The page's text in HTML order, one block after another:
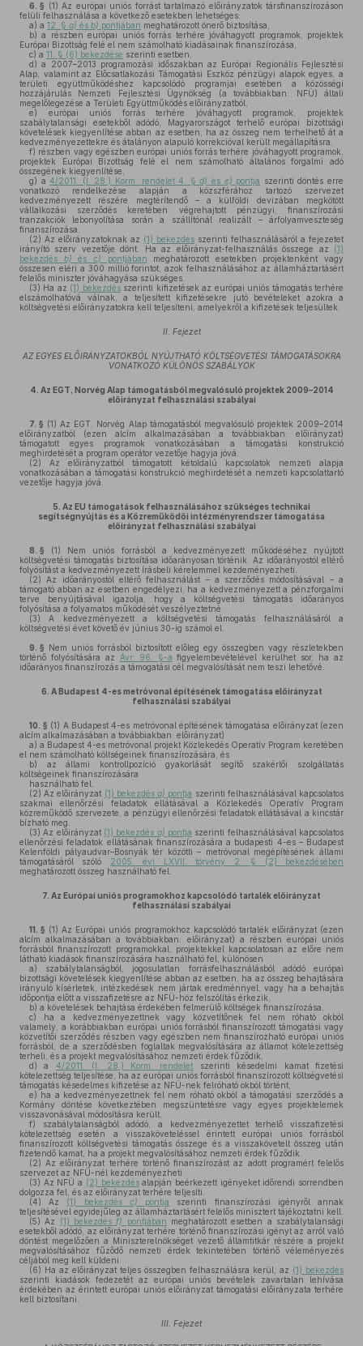
6. § (1) Az európai uniós forrást tartalmazó előirányzatok társfinanszírozáson
felüli felhasználása a következő esetekben lehetséges:
a) a 12. § a) és b) pontjában meghatározott önerő biztosítása,
b) a részben európai uniós forrás terhére jóváhagyott programok, projektek
Európai Bizottság felé el nem számolható kiadásainak finanszírozása,
c) a 11. § (6) bekezdése szerinti esetben,
d) a 2007–2013 programozási időszakban az Európai Regionális Fejlesztési
Alap, valamint az Előcsatlakozási Támogatási Eszköz pénzügyi alapok egyes, a
területi együttműködéshez kapcsolódó programjai esetében a közösségi
hozzájárulás Nemzeti Fejlesztési Ügynökség (a továbbiakban: NFÜ) általi
megelőlegezése a Területi Együttműködés előirányzatból,
e) európai uniós forrás terhére jóváhagyott programok, projektek
szabálytalansági esetekből adódó, Magyarországot terhelő európai bizottsági
követelések kiegyenlítése abban az esetben, ha az összeg nem terhelhető át a
kedvezményezettekre és átalányon alapuló korrekcióval került megállapításra,
f) részben vagy egészben európai uniós forrás terhére jóváhagyott programok,
projektek Európai Bizottság felé el nem számolható általános forgalmi adó
összegének kiegyenlítése,
g) a4/2011. (I. 28.) Korm. rendelet 4. §d) és e) pontja szerinti döntés erre
vonatkozó rendelkezése alapján a közszférához tartozó szervezet
kedvezményezett részére megtérítendő – a külföldi devizában megkötött
vállalkozási szerződés keretében végrehajtott pénzügyi, finanszírozási
tranzakciók lebonyolítása során a szállítónál realizált – árfolyamveszteség
finanszírozása.
(2) Az előirányzatoknak az (1) bekezdés szerinti felhasználásáról a fejezetet
irányító szerv vezetője dönt. Ha az előirányzat-felhasználás összege az (1)
bekezdés b) és c) pontjában meghatározott esetekben projektenként vagy
összesen eléri a 300 millió forintot, azok felhasználásához az államháztartásért
felelős miniszter jóváhagyása szükséges.
(3) Ha az (1) bekezdésszerinti kifizetések az európai uniós támogatás terhére
elszámolhatóvá válnak, a teljesített kifizetésekre jutó bevételeket azokra a
költségvetési előirányzatokra kell teljesíteni, amelyekről a kifizetések teljesültek.
II. Fejezet
AZ EGYES ELŐIRÁNYZATOKBÓL NYÚJTHATÓ KÖLTSÉGVETÉSI TÁMOGATÁSOKRA
VONATKOZÓ KÜLÖNÖS SZABÁLYOK
4. Az EGT, Norvég Alap támogatásból megvalósuló projektek 2009–2014
előirányzat felhasználási szabályai
7. § (1) Az EGT, Norvég Alap támogatásból megvalósuló projektek 2009–2014
előirányzatból (ezen alcím alkalmazásában a továbbiakban: előirányzat)
támogatott egyes programok vonatkozásában a támogatási konstrukció
meghirdetését a program operátor vezetője hagyja jóvá.
(2) Az előirányzatból támogatott kétoldalú kapcsolatok nemzeti alapja
vonatkozásában a támogatási konstrukció meghirdetését a nemzeti kapcsolattartó
vezetője hagyja jóvá.
5. Az EU támogatások felhasználásához szükséges technikai
segítségnyújtás és a Közreműködői intézményrendszer támogatása
előirányzat felhasználási szabályai
8. § (1) Nem uniós forrásból a kedvezményezett működéséhez nyújtott
költségvetési támogatás biztosítása időarányosan történik. Az időarányostól eltérő
folyósítást a kedvezményezett írásbeli kérelemmel kezdeményezheti.
(2) Az időarányostól eltérő felhasználást – a szerződés módosításával – a
támogató abban az esetben engedélyezi, ha a kedvezményezett a pénzforgalmi
terve benyújtásával igazolja, hogy a költségvetési támogatás időarányos
folyósítása a folyamatos működését veszélyeztetné.
(3) A kedvezményezett a költségvetési támogatás felhasználásáról a
költségvetési évet követő év június 30-ig számol el.
9. § Nem uniós forrásból biztosított előleg egy összegben vagy részletekben
történő folyósítására az
Ávr. 96. §-a figyelembevételével kerülhet sor, ha az
időarányos finanszírozás a támogatási cél megvalósítását nem teszi lehetővé.
6. A Budapest 4-es metróvonal építésének támogatása előirányzat
felhasználási szabályai
10. § (1) A Budapest 4-es metróvonal építésének támogatása előirányzat (ezen
alcím alkalmazásában a továbbiakban: előirányzat)
a) a Budapest 4-es metróvonal projekt Közlekedés Operatív Program keretében
el nem számolható költségeinek finanszírozására, és
b) az állami kontrollpozíció gyakorlását segítő szakértői szolgáltatás
költségeinek finanszírozására
használható fel.
(2) Az előirányzat (1) bekezdésa) pontja szerinti felhasználásával kapcsolatos
szakmai ellenőrzési feladatok ellátásával a Közlekedés Operatív Program
közreműködő szervezete, a pénzügyi ellenőrzési feladatok ellátásával a kincstár
bízható meg.
(3) Az előirányzat (1) bekezdés a) pontja szerinti felhasználásával kapcsolatos
ellenőrzési feladatok ellátásának finanszírozására a budapesti 4-es – Budapest
Kelenföldi pályaudvar–Bosnyák tér közötti – metróvonal megépítésének állami
támogatásáról szóló 2005. évi LXVII. törvény 2. § (2) bekezdésében
meghatározott összeg használható fel.
7. Az Európai uniós programokhoz kapcsolódó tartalék előirányzat
felhasználási szabályai
11. § (1) Az Európai uniós programokhoz kapcsolódó tartalék előirányzat (ezen
alcím alkalmazásában a továbbiakban: előirányzat) a részben európai uniós
forrásból finanszírozott programokkal, projektekkel kapcsolatosan az előre nem
látható kiadások finanszírozására használható fel, különösen
a) szabálytalanságból, jogosulatlan forrásfelhasználásból adódó európai
bizottsági követelések kiegyenlítése abban az esetben, ha az összeg behajtására
irányuló kísérletek, intézkedések nem jártak eredménnyel, vagy ha a behajtás
időpontja előtt a visszafizetésre az NFÜ-höz felszólítás érkezik,
b) a követelések behajtása érdekében felmerülő költségek finanszírozása,
c) ha a kedvezményezettnek vagy közvetítőnek fel nem róható okból
valamely, a korábbiakban európai uniós forrásból finanszírozott támogatási vagy
közvetítői szerződés részben vagy egészben nem finanszírozható európai uniós
forrásból, de a szerződésben foglaltak megvalósítására az államot kötelezettség
terheli, és a projekt megvalósításához nemzeti érdek fűződik,
d) a 4/2011. (I. 28.) Korm. rendelet szerinti késedelmi kamat fizetési
kötelezettség teljesítése, ha az európai uniós forrásból finanszírozott költségvetési
támogatás késedelmes kifizetése az NFÜ-nek felróható okból történt,
e) ha a kedvezményezettnek fel nem róható okból a támogatási szerződés a
Kormány döntése következtében megszüntetésre vagy egyes projektelemek
visszavonásával módosításra került,
f) szabálytalanságból adódó, a kedvezményezettet terhelő visszafizetési
kötelezettség esetén a visszaköveteléssel érintett európai uniós forrásból
finanszírozott költségvetési támogatás összege és a visszakövetelt összeg után
fizetendő kamat, ha a projekt megvalósításához nemzeti érdek fűződik.
(2) Az előirányzat terhére történő finanszírozást az adott programért felelős
szervezet az NFÜ-nél kezdeményezheti.
(3) Az NFÜ a (2) bekezdésalapján beérkezett igényeket időrendi sorrendben
dolgozza fel, és az előirányzat terhére teljesíti.
(4) Az (1) bekezdés c) pontja szerinti finanszírozási igényről annak
teljesítésével egyidejűleg az államháztartásért felelős minisztert tájékoztatni kell.
(5) Az (1) bekezdésf) pontjában meghatározott esetben a szabálytalansági
esetekből adódó, az előirányzat terhére történő finanszírozási igényt az arról való
döntést megelőzően a Miniszterelnökséget vezető államtitkár részére a projekt
megvalósításához fűződő nemzeti érdek tekintetében történő véleményezés
céljából meg kell küldeni.
(6) Ha az előirányzat teljes összegben felhasználásra kerül, az (1) bekezdés
szerinti kiadások fedezetét az európai uniós bevételek zavartalan lehívása
érdekében az érintett európai uniós előirányzat támogatási előirányzata terhére
kell biztosítani.
III. Fejezet